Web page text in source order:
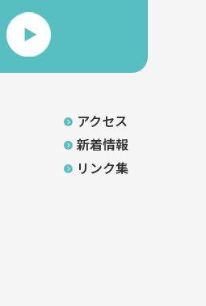
アクセス
新着情報
リンク集